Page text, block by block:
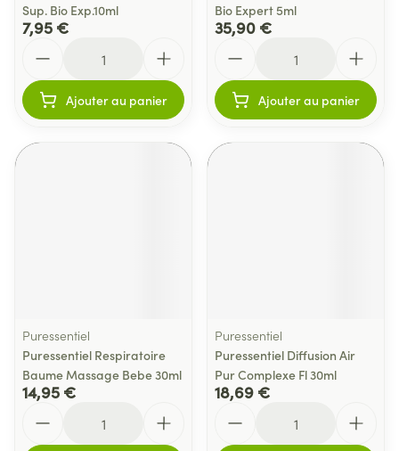
Sup. Bio Exp.10ml
7,95 €
Ajouter au panier
Bio Expert 5ml
35,90 €
Ajouter au panier
Puressentiel
Puressentiel Respiratoire
Baume Massage Bebe 30ml
14,95 €
Puressentiel
Puressentiel Diffusion Air
Pur Complexe Fl 30ml
18,69 €